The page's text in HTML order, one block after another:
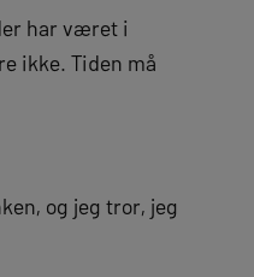
har været i
ikke. Tiden må
og jeg tror, jeg